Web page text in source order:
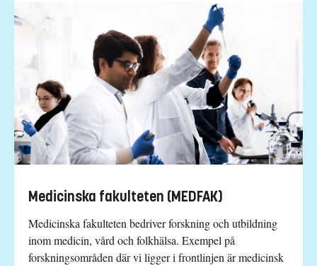
Medicinska fakulteten (MEDFAK)
Medicinska fakulteten bedriver forsk­ning och utbildning
inom medicin, vård och folkhälsa. Exempel på
forskningsområden där vi ligger i frontlinjen är medicinsk